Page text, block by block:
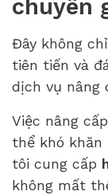
chuyên
Đây không
tiên tiến và
dịch vụ nâng
Việc nâng
thể khó khăn
tôi cung cấp
không mất